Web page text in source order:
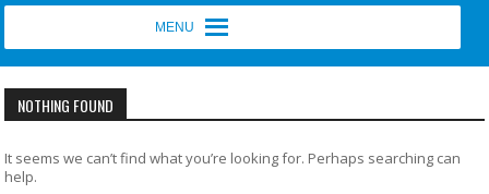
NOTHING FOUND
It seems we can’t find what you’re looking for. Perhaps searching can
help.